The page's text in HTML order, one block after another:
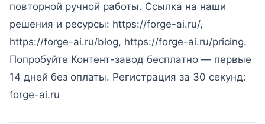
повторной ручной работы. Ссылка на наши
решения и ресурсы: https://forge-ai.ru/,
https://forge-ai.ru/blog, https://forge-ai.ru/pricing.
Попробуйте Контент-завод бесплатно — первые
14 дней без оплаты. Регистрация за 30 секунд:
forge-ai.ru